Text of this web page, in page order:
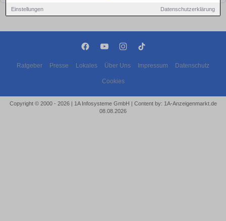
Einstellungen Datenschutzerklärung
Ratgeber Presse Lokales Über Uns Impressum Datenschutz
Cookies
Copyright © 2000 - 2026 | 1A Infosysteme GmbH | Content by: 1A-Anzeigenmarkt.de
08.08.2026